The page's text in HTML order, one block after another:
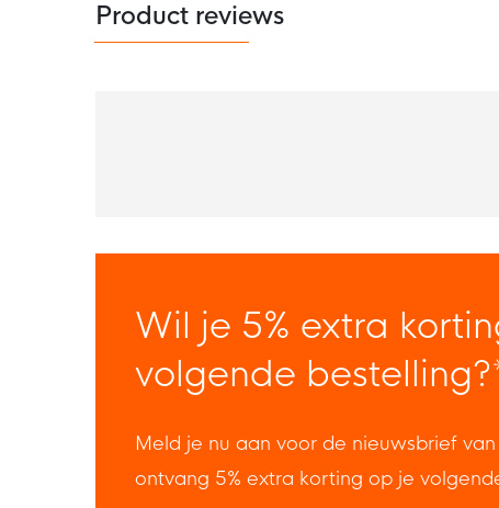
Product reviews
Wil je 5% extra
volgende
Meld je nu aan voor de nieuwsbrief
ontvang 5% extra korting op je